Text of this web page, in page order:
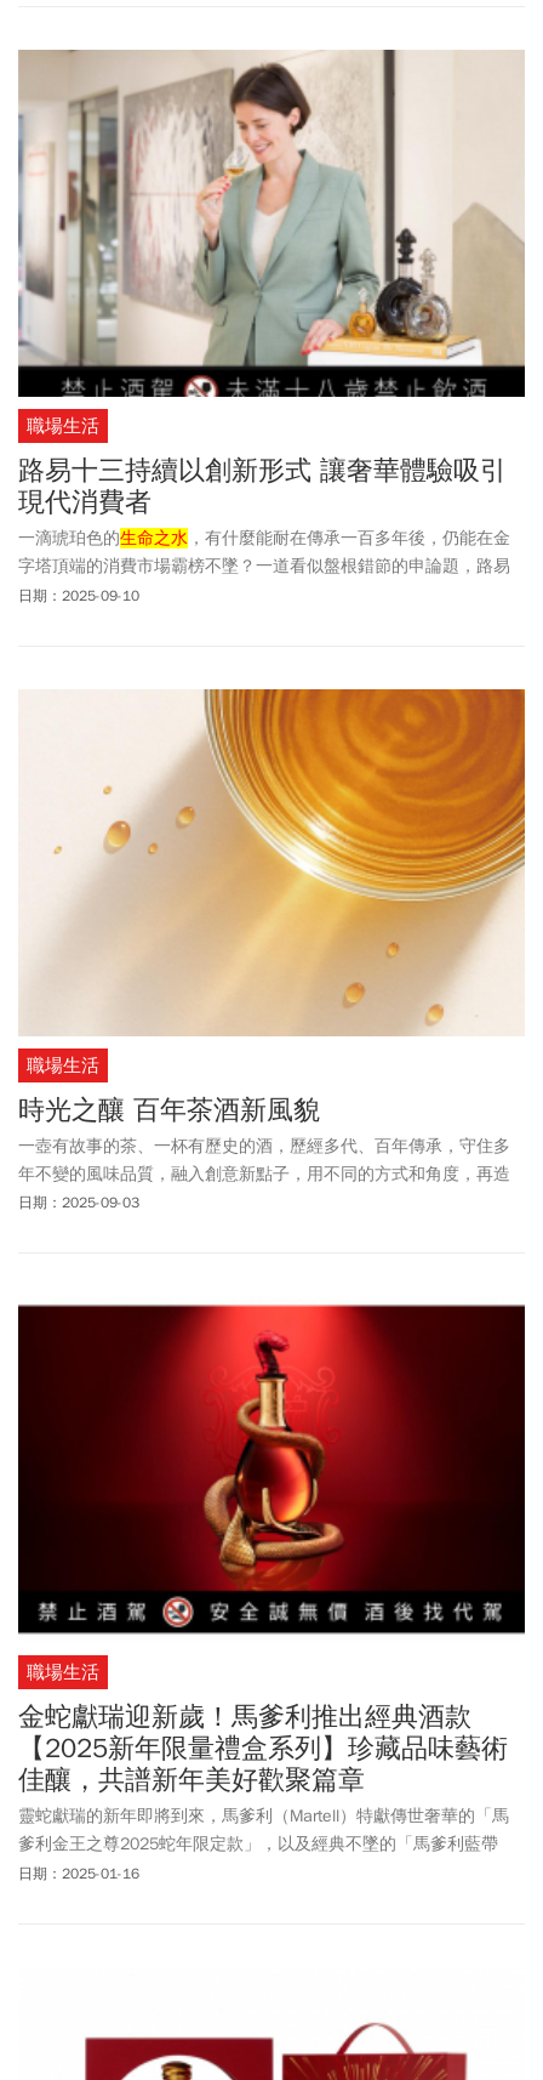
及其對創造永恆體驗的奉獻精神。
職場生活
路易十三持續以創新形式 讓奢華體驗吸引
現代消費者
一滴琥珀色的生命之水 ，有什麼能耐在傳承一百多年後，仍能在金
字塔頂端的消費市場霸榜不墜？一道看似盤根錯節的申論題，路易
十三（Louis XIII）執行董事安妮洛爾．普雷薩（Anne Laure
日期：2025-09-10
職場生活
時光之釀 百年茶酒新風貌
一壺有故事的茶、一杯有歷史的酒，歷經多代、百年傳承，守住多
年不變的風味品質，融入創意新點子，用不同的方式和角度，再造
茗品佳釀的現代新價值。
日期：2025-09-03
職場生活
金蛇獻瑞迎新歲！馬爹利推出經典酒款
【2025新年限量禮盒系列】珍藏品味藝術
佳釀，共譜新年美好歡聚篇章
靈蛇獻瑞的新年即將到來，馬爹利（Martell）特獻傳世奢華的「馬
爹利金王之尊2025蛇年限定款」，以及經典不墜的「馬爹利藍帶
2025新年限定禮盒」、「馬爹利名仕2025新年限定禮盒」與「馬爹
求，以及發揚對干邑產區的深厚淵源，以大膽創新的精神不斷重塑
干邑的風味體驗，成就其無可比擬的獨特魅力，至今享譽全球。今
日期：2025-01-16